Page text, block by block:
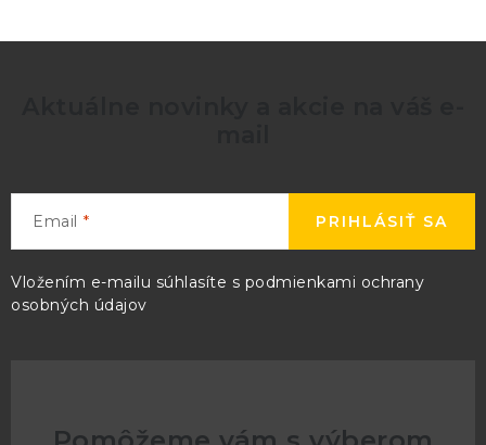
Email
Vložením e-mailu súhlasíte s podmienkami ochrany
osobných údajov
PRIHLÁSIŤ SA